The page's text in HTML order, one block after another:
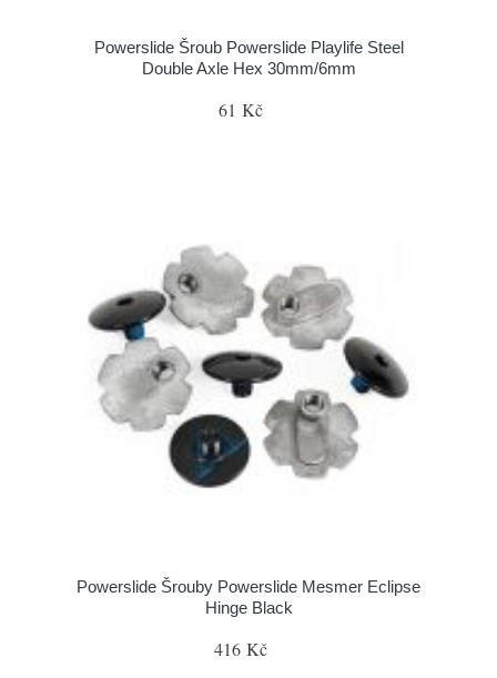
Powerslide Šroub Powerslide Playlife Steel
Double Axle Hex 30mm/6mm
61 Kč
Powerslide Šrouby Powerslide Mesmer Eclipse
Hinge Black
416 Kč